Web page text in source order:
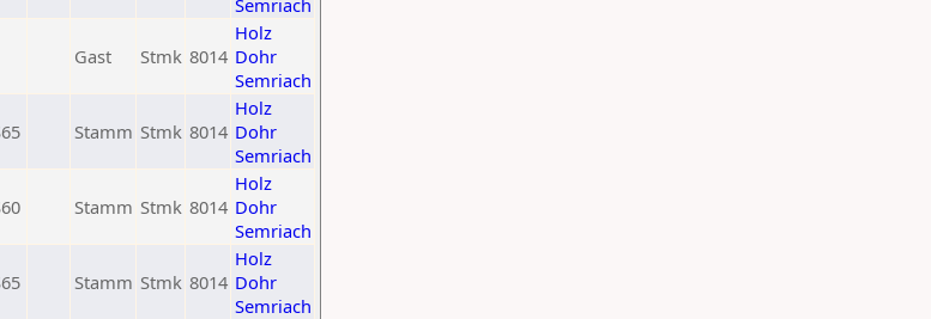
Semriach
Gast Stmk 8014
Holz
Dohr
Semriach
Stamm Stmk 8014
Holz
Dohr
Semriach
Stamm Stmk 8014
Holz
Dohr
Semriach
Stamm Stmk 8014
Holz
Dohr
Semriach